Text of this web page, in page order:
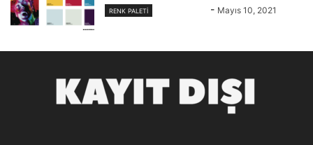
RENK PALETİ - Mayıs 10, 2021